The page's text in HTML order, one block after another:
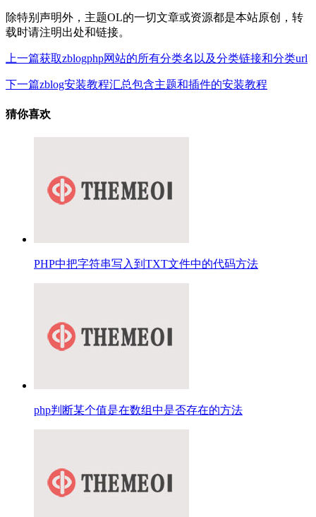
除特别声明外，主题OL的一切文章或资源都是本站原创，转
载时请注明出处和链接。
上一篇获取zblogphp网站的所有分类名以及分类链接和分类url
下一篇zblog安装教程汇总包含主题和插件的安装教程
猜你喜欢
PHP中把字符串写入到TXT文件中的代码方法
php判断某个值是在数组中是否存在的方法